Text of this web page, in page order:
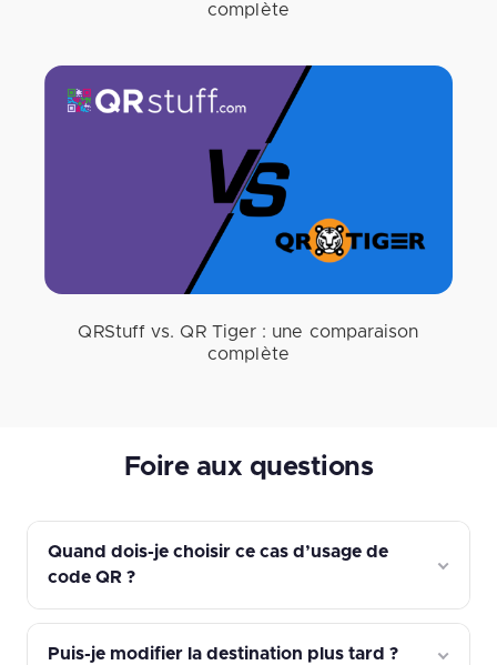
complète
QRStuff vs. QR Tiger : une comparaison
complète
Foire aux questions
Quand dois-je choisir ce cas d’usage de
code QR ?
Puis-je modifier la destination plus tard ?